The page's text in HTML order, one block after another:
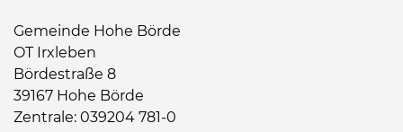
Gemeinde Hohe Börde
OT Irxleben
Bördestraße 8
39167 Hohe Börde
Zentrale: 039204 781-0